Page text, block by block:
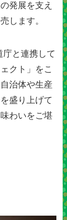
発展を支え
します。
庁と連携して
クト」をこ
治体や生産
盛り上げて
わいをご堪